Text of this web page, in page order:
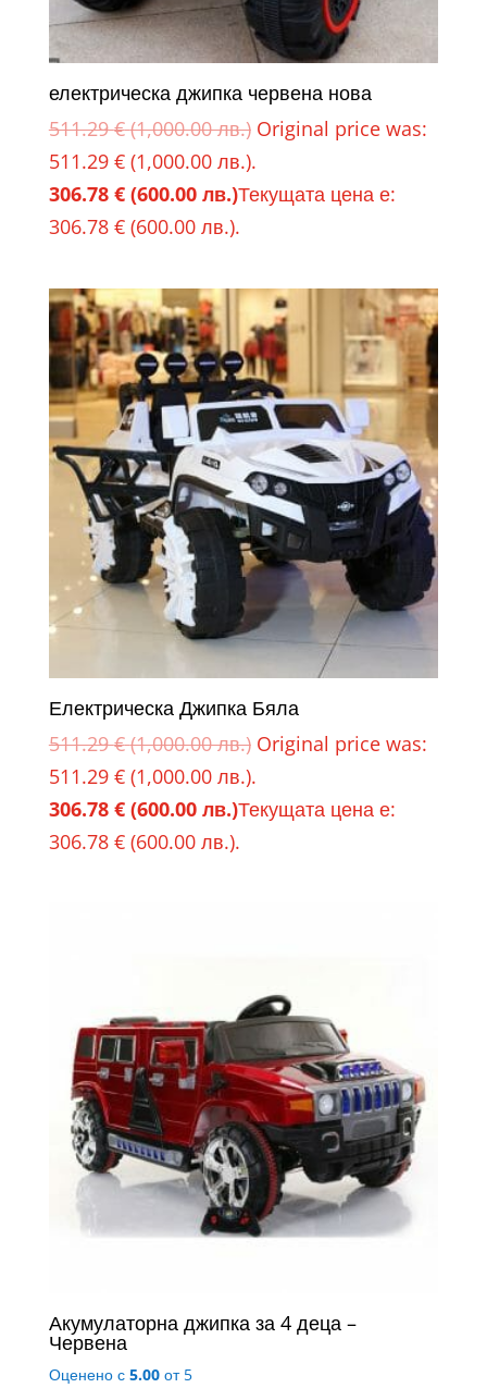
електрическа джипка червена нова
511.29€ (1,000.00 лв.) Original price was:
511.29 € (1,000.00 лв.).
306.78 € (600.00 лв.)Текущата цена е:
306.78 € (600.00 лв.).
Електрическа Джипка Бяла
511.29€ (1,000.00 лв.) Original price was:
511.29 € (1,000.00 лв.).
306.78 € (600.00 лв.)Текущата цена е:
306.78 € (600.00 лв.).
Акумулаторна джипка за 4 деца –
Червена
Оценено с 5.00от 5